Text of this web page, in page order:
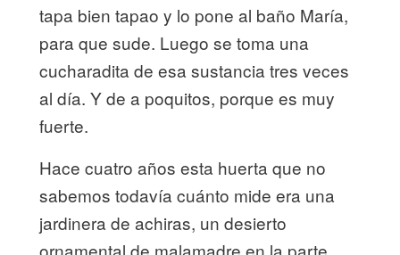
tapa bien tapao y lo pone al baño María,
para que sude. Luego se toma una
cucharadita de esa sustancia tres veces
al día. Y de a poquitos, porque es muy
fuerte.
Hace cuatro años esta huerta que no
sabemos todavía cuánto mide era una
jardinera de achiras, un desierto
ornamental de malamadre en la parte